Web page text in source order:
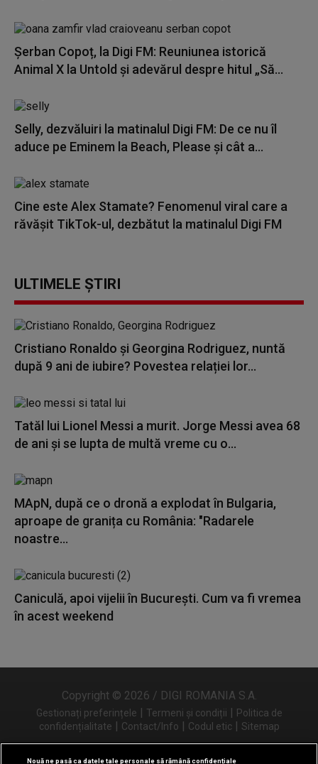
Șerban Copoț, la Digi FM: Reuniunea istorică
Animal X la Untold și adevărul despre hitul „Să...
Selly, dezvăluiri la matinalul Digi FM: De ce nu îl
aduce pe Eminem la Beach, Please și cât a...
Cine este Alex Stamate? Fenomenul viral care a
răvășit TikTok-ul, dezbătut la matinalul Digi FM
ULTIMELE ȘTIRI
Cristiano Ronaldo și Georgina Rodriguez, nuntă
după 9 ani de iubire? Povestea relației lor...
Tatăl lui Lionel Messi a murit. Jorge Messi avea 68
de ani și se lupta de multă vreme cu o...
MApN, după ce o dronă a explodat în Bulgaria,
aproape de granița cu România: "Radarele
noastre...
Caniculă, apoi vijelii în București. Cum va fi vremea
în acest weekend
Copyright © 2026 / DIGI ROMANIA S.A.
Gestionați preferințele | Termeni și condiții | Politica de
confidențialitate | Contact/Info | Codul etic | Sitemap
Nouă ne pasă ca datele tale personale să rămână confidențiale